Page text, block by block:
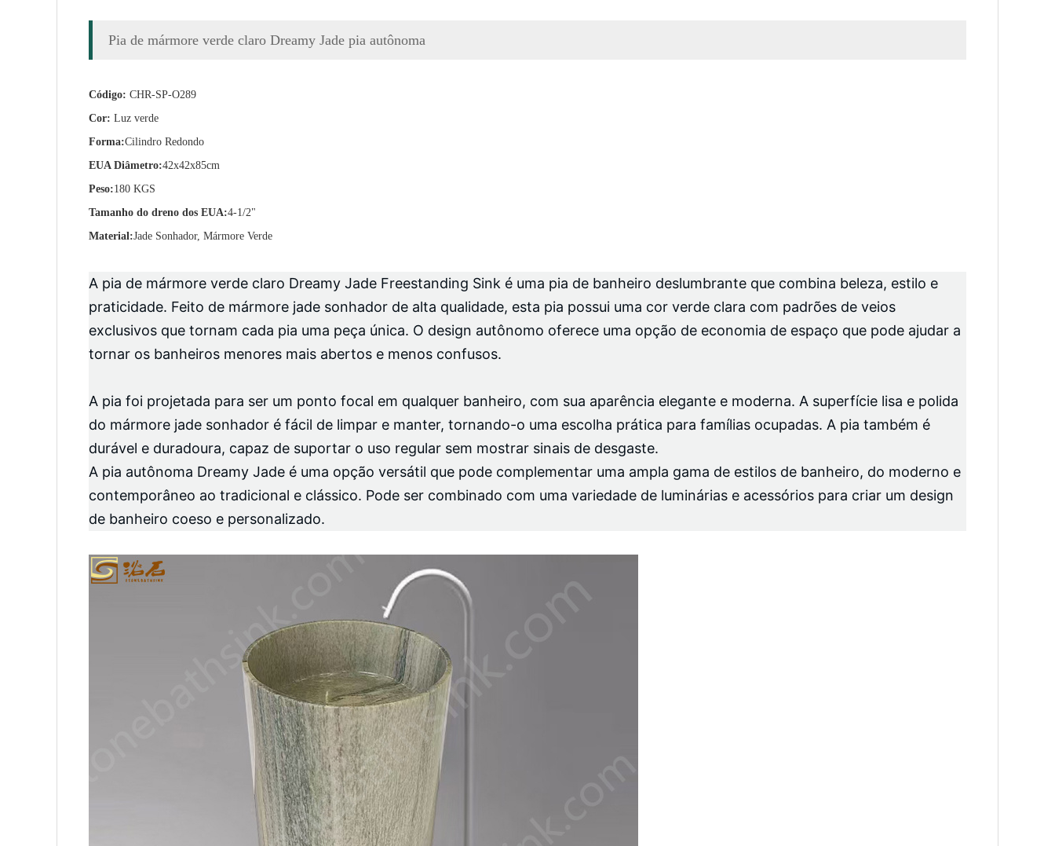
Pia de mármore verde claro Dreamy Jade pia autônoma
Código: CHR-SP-O289
Cor: Luz verde
Forma:Cilindro Redondo
EUA Diâmetro:42x42x85cm
Peso:180 KGS
Tamanho do dreno dos EUA:4-1/2"
Material:Jade Sonhador, Mármore Verde
A pia de mármore verde claro Dreamy Jade Freestanding Sink é uma pia de banheiro deslumbrante que combina beleza, estilo e
praticidade. Feito de mármore jade sonhador de alta qualidade, esta pia possui uma cor verde clara com padrões de veios
exclusivos que tornam cada pia uma peça única. O design autônomo oferece uma opção de economia de espaço que pode ajudar a
tornar os banheiros menores mais abertos e menos confusos.
A pia foi projetada para ser um ponto focal em qualquer banheiro, com sua aparência elegante e moderna. A superfície lisa e polida
do mármore jade sonhador é fácil de limpar e manter, tornando-o uma escolha prática para famílias ocupadas. A pia também é
durável e duradoura, capaz de suportar o uso regular sem mostrar sinais de desgaste.
A pia autônoma Dreamy Jade é uma opção versátil que pode complementar uma ampla gama de estilos de banheiro, do moderno e
contemporâneo ao tradicional e clássico. Pode ser combinado com uma variedade de luminárias e acessórios para criar um design
de banheiro coeso e personalizado.